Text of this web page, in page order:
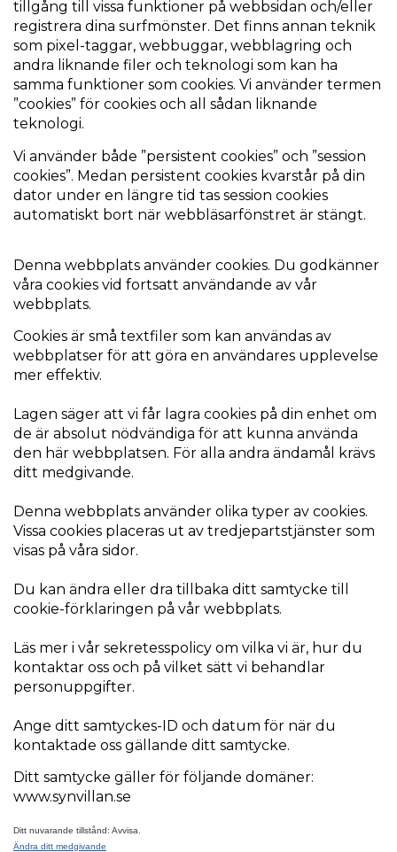
tillgång till vissa funktioner på webbsidan och/eller
registrera dina surfmönster. Det finns annan teknik
som pixel-taggar, webbuggar, webblagring och
andra liknande filer och teknologi som kan ha
samma funktioner som cookies. Vi använder termen
”cookies” för cookies och all sådan liknande
teknologi.
Vi använder både ”persistent cookies” och ”session
cookies”. Medan persistent cookies kvarstår på din
dator under en längre tid tas session cookies
automatiskt bort när webbläsarfönstret är stängt.
Denna webbplats använder cookies. Du godkänner
våra cookies vid fortsatt användande av vår
webbplats.
Cookies är små textfiler som kan användas av
webbplatser för att göra en användares upplevelse
mer effektiv.
Lagen säger att vi får lagra cookies på din enhet om
de är absolut nödvändiga för att kunna använda
den här webbplatsen. För alla andra ändamål krävs
ditt medgivande.
Denna webbplats använder olika typer av cookies.
Vissa cookies placeras ut av tredjepartstjänster som
visas på våra sidor.
Du kan ändra eller dra tillbaka ditt samtycke till
cookie-förklaringen på vår webbplats.
Läs mer i vår sekretesspolicy om vilka vi är, hur du
kontaktar oss och på vilket sätt vi behandlar
personuppgifter.
Ange ditt samtyckes-ID och datum för när du
kontaktade oss gällande ditt samtycke.
Ditt samtycke gäller för följande domäner:
www.synvillan.se
Ditt nuvarande tillstånd: Avvisa.
Ändra ditt medgivande